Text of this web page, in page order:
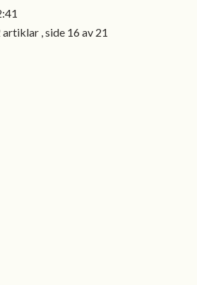
artiklar ,side 16av 21